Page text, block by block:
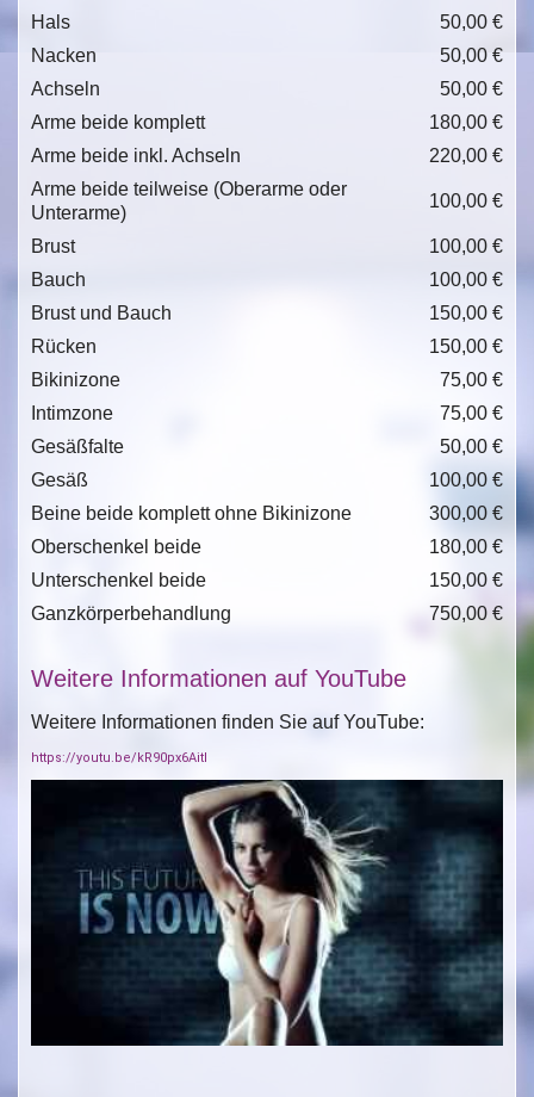
Hals
50,00 €
Nacken
50,00 €
Achseln
50,00 €
Arme beide komplett
180,00 €
Arme beide inkl. Achseln
220,00 €
Arme beide teilweise (Oberarme oder
Unterarme)
100,00 €
Brust
100,00 €
Bauch
100,00 €
Brust und Bauch
150,00 €
Rücken
150,00 €
Bikinizone
75,00 €
Intimzone
75,00 €
Gesäßfalte
50,00 €
Gesäß
100,00 €
Beine beide komplett ohne Bikinizone
300,00 €
Oberschenkel beide
180,00 €
Unterschenkel beide
150,00 €
Ganzkörperbehandlung
750,00 €
Weitere Informationen auf YouTube
Weitere Informationen finden Sie auf YouTube:
https://youtu.be/kR90px6AitI